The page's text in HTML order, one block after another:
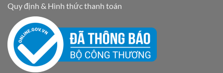
Quy định & Hình thức thanh toán